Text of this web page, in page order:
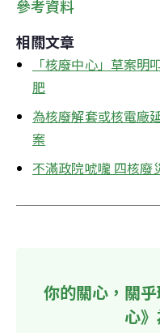
參考資料
相關文章
「核廢中心」草案
肥
為核廢解套或核電廠
案
不滿政院唬嚨 四核廢
你的關心，關
心